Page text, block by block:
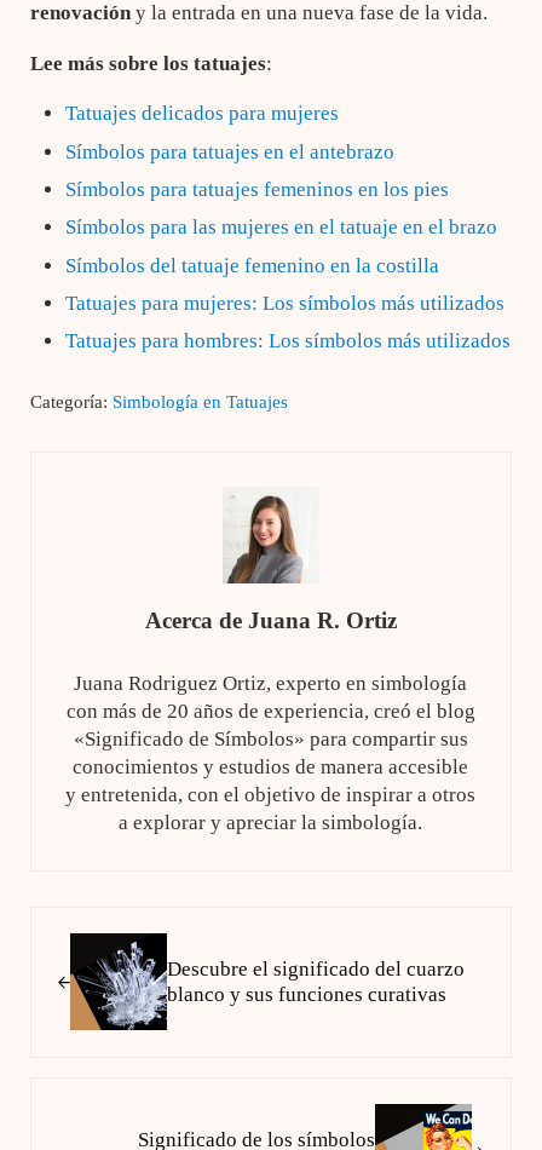
renovacióny la entrada en una nueva fase de la vida.
Lee más sobre los tatuajes:
Tatuajes delicados para mujeres
Símbolos para tatuajes en el antebrazo
Símbolos para tatuajes femeninos en los pies
Símbolos para las mujeres en el tatuaje en el brazo
Símbolos del tatuaje femenino en la costilla
Tatuajes para mujeres: Los símbolos más utilizados
Tatuajes para hombres: Los símbolos más utilizados
Categoría: Simbología en Tatuajes
Acerca de Juana R. Ortiz
Juana Rodriguez Ortiz, experto en simbología
con más de 20 años de experiencia, creó el blog
«Significado de Símbolos» para compartir sus
conocimientos y estudios de manera accesible
y entretenida, con el objetivo de inspirar a otros
a explorar y apreciar la simbología.
Descubre el significado del cuarzo
blanco y sus funciones curativas
Significado de los símbolos